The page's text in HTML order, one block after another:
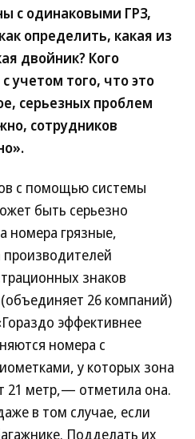
с одинаковыми ГРЗ,
определить, какая из
двойник? Кого
учетом того, что это
серьезных проблем
сотрудников
с помощью системы
быть серьезно
номера грязные,
знаков
26 компаний)
эффективнее
номера с
у которых зона
21 метр,— отметила она.
в том случае, если
Подделать их